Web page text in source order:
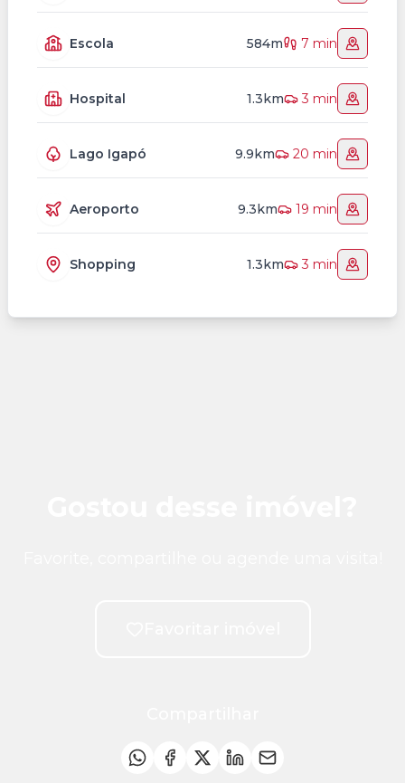
Escola 584m 7 min
Hospital 1.3km 3 min
Lago Igapó 9.9km 20 min
Aeroporto 9.3km 19 min
Shopping 1.3km 3 min